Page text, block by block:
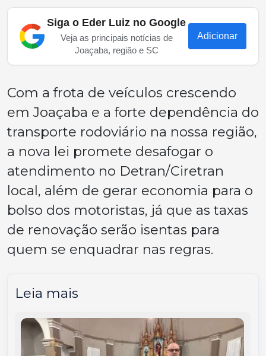
Siga o Eder Luiz no Google
Veja as principais notícias de
Joaçaba, região e SC
Adicionar
Com a frota de veículos crescendo
em Joaçaba e a forte dependência do
transporte rodoviário na nossa região,
a nova lei promete desafogar o
atendimento no Detran/Ciretran
local, além de gerar economia para o
bolso dos motoristas, já que as taxas
de renovação serão isentas para
quem se enquadrar nas regras.
Leia mais